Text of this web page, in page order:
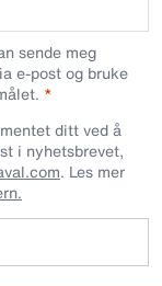
sende meg
e-post og bruke
ditt ved å
i nyhetsbrevet,
. Les mer